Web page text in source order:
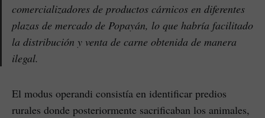
comercializadores de productos cárnicos en diferentes
plazas de mercado de Popayán, lo que habría facilitado
la distribución y venta de carne obtenida de manera
ilegal.
El modus operandi consistía en identificar predios
rurales donde posteriormente sacrificaban los animales,